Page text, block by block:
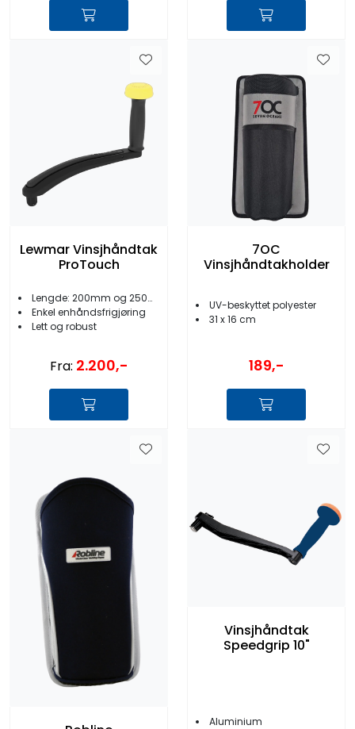
Lewmar Vinsjhåndtak
ProTouch
Lengde: 200mm og 250mm
Enkel enhåndsfrigjøring
Lett og robust
Fra: 2.200,-
7OC
Vinsjhåndtakholder
UV-beskyttet polyester
31 x 16 cm
189,-
Vinsjhåndtak
Speedgrip 10"
Aluminium